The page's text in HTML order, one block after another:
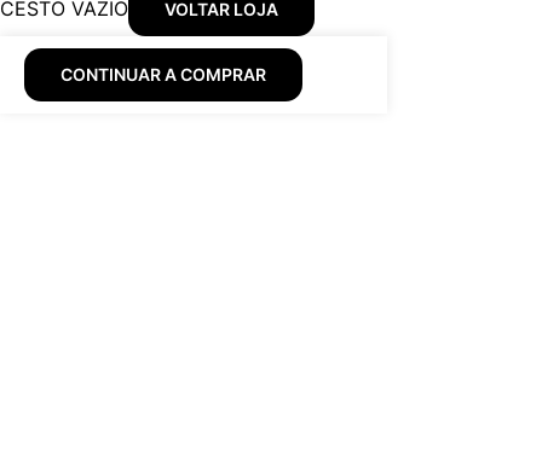
CESTO VAZIO VOLTAR LOJA
CONTINUAR A COMPRAR